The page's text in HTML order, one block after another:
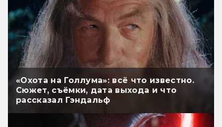
«Охота на Голлума»: всё что известно.
Сюжет, съёмки, дата выхода и что
рассказал Гэндальф